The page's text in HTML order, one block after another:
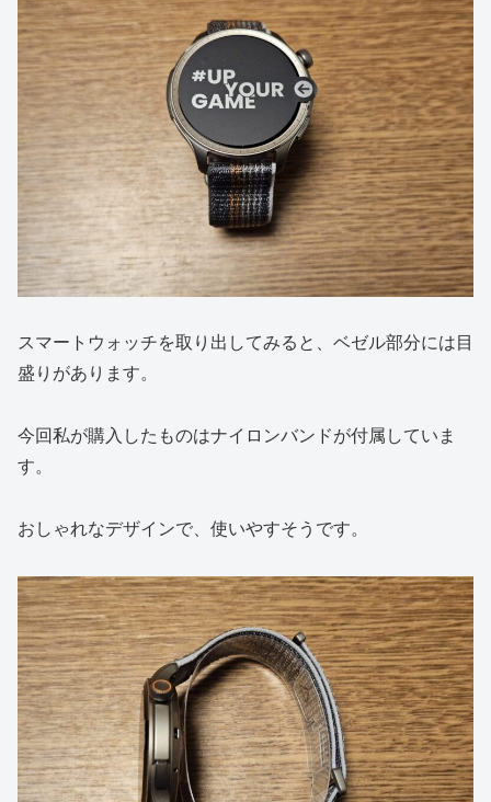
スマートウォッチを取り出してみると、ベゼル部分には目
盛りがあります。
今回私が購入したものはナイロンバンドが付属していま
す。
おしゃれなデザインで、使いやすそうです。